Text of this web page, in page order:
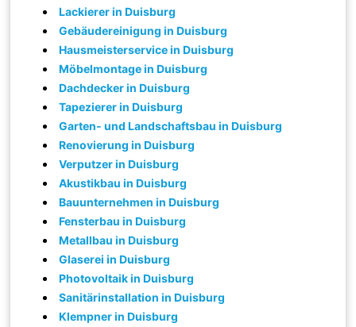
Lackierer in Duisburg
Gebäudereinigung in Duisburg
Hausmeisterservice in Duisburg
Möbelmontage in Duisburg
Dachdecker in Duisburg
Tapezierer in Duisburg
Garten- und Landschaftsbau in Duisburg
Renovierung in Duisburg
Verputzer in Duisburg
Akustikbau in Duisburg
Bauunternehmen in Duisburg
Fensterbau in Duisburg
Metallbau in Duisburg
Glaserei in Duisburg
Photovoltaik in Duisburg
Sanitärinstallation in Duisburg
Klempner in Duisburg